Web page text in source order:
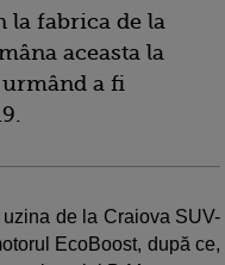
la fabrica de la
aceasta la
a fi
de la Craiova SUV-
EcoBoost, după ce,